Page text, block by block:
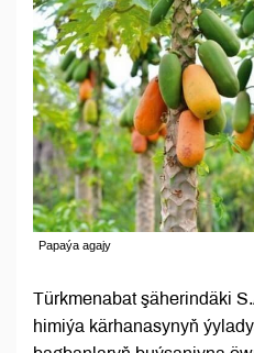
Papaýa agajy
Türkmenabat şäherindäki
himiýa kärhanasynyň